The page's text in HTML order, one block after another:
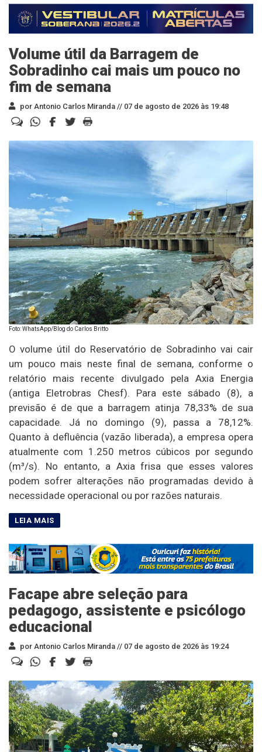
Volume útil da Barragem de
Sobradinho cai mais um pouco no
fim de semana
por Antonio Carlos Miranda // 07 de agosto de 2026 às 19:48
Foto: WhatsApp/Blog do Carlos Britto
O volume útil do Reservatório de Sobradinho vai cair
um pouco mais neste final de semana, conforme o
relatório mais recente divulgado pela Axia Energia
(antiga Eletrobras Chesf). Para este sábado (8), a
previsão é de que a barragem atinja 78,33% de sua
capacidade. Já no domingo (9), passa a 78,12%.
Quanto à defluência (vazão liberada), a empresa opera
atualmente com 1.250 metros cúbicos por segundo
(m³/s). No entanto, a Axia frisa que esses valores
podem sofrer alterações não programadas devido à
necessidade operacional ou por razões naturais.
Facape abre seleção para
pedagogo, assistente e psicólogo
educacional
por Antonio Carlos Miranda // 07 de agosto de 2026 às 19:24